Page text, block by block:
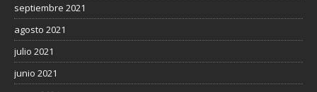
septiembre 2021
agosto 2021
julio 2021
junio 2021